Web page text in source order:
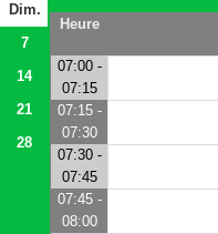
Dim.
7
14
21
28
Heure
07:00 -
07:15
07:15 -
07:30
07:30 -
07:45
07:45 -
08:00